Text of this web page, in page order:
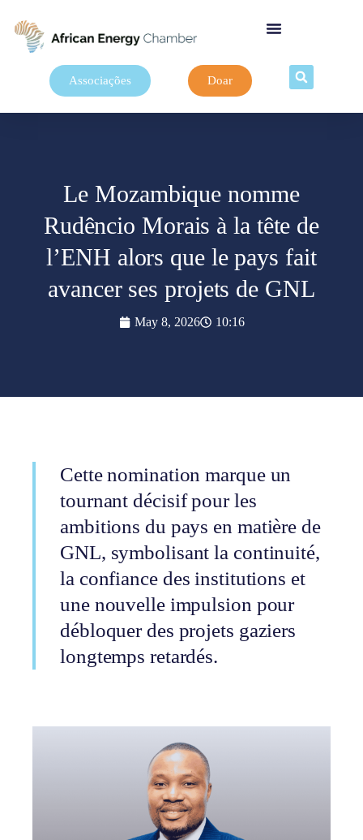
Associações Doar
Le Mozambique nomme
Rudêncio Morais à la tête de
l’ENH alors que le pays fait
avancer ses projets de GNL
May 8, 2026 10:16
Cette nomination marque un
tournant décisif pour les
ambitions du pays en matière de
GNL, symbolisant la continuité,
la confiance des institutions et
une nouvelle impulsion pour
débloquer des projets gaziers
longtemps retardés.